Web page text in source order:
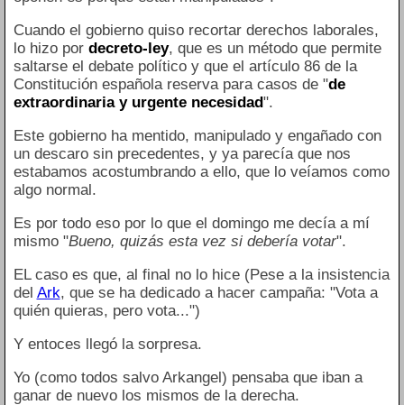
Cuando el gobierno quiso recortar derechos laborales,
lo hizo por decreto-ley, que es un método que permite
saltarse el debate político y que el artículo 86 de la
Constitución española reserva para casos de "de
extraordinaria y urgente necesidad".
Este gobierno ha mentido, manipulado y engañado con
un descaro sin precedentes, y ya parecía que nos
estabamos acostumbrando a ello, que lo veíamos como
algo normal.
Es por todo eso por lo que el domingo me decía a mí
mismo "Bueno, quizás esta vez si debería votar".
EL caso es que, al final no lo hice (Pese a la insistencia
del Ark, que se ha dedicado a hacer campaña: "Vota a
quién quieras, pero vota...")
Y entoces llegó la sorpresa.
Yo (como todos salvo Arkangel) pensaba que iban a
ganar de nuevo los mismos de la derecha.